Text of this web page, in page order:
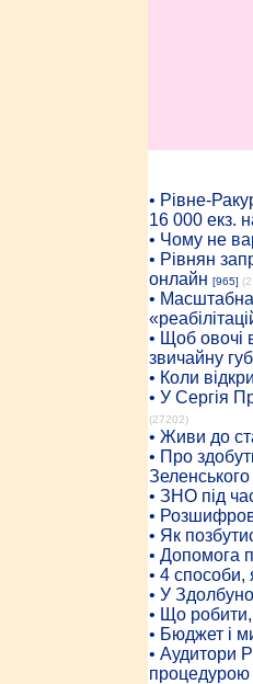
• Рiвне-
16 000 екз.
• Чому не
• Рівнян
онлайн [965]
•
• Щоб овочі
звичайну
• Коли
• У Сергія
(27202)
• Живи до
• Про
Зеленського
• ЗНО під
•
• Як
• Допомога
• 4 способи,
• У
• Що
• Бюджет і
• Аудитори
процедурою